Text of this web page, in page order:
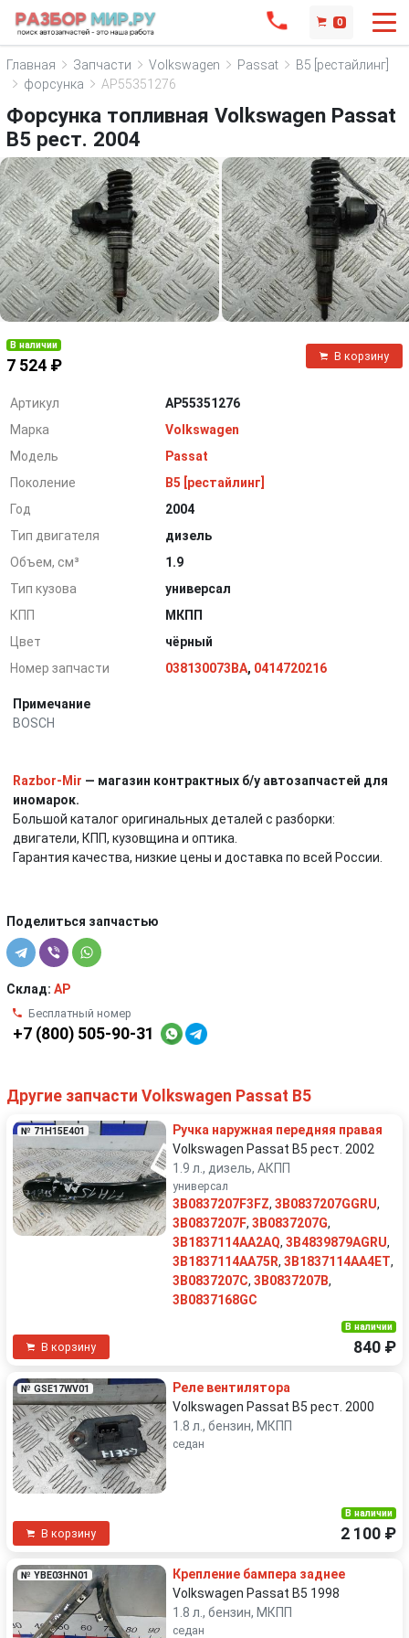
0
Главная Запчасти Volkswagen Passat
B5 [рестайлинг]
форсунка
AP55351276
Форсунка топливная Volkswagen Passat
B5 рест. 2004
В наличии
7 524 ₽
В корзину
Артикул
AP55351276
Марка
Volkswagen
Модель
Passat
Поколение
B5 [рестайлинг]
Год
2004
Тип двигателя
дизель
Объем, см³
1.9
Тип кузова
универсал
КПП
МКПП
Цвет
чёрный
Номер запчасти
038130073BA, 0414720216
Примечание
BOSCH
Razbor-Mir — магазин контрактных б/у автозапчастей для
иномарок.
Большой каталог оригинальных деталей с разборки:
двигатели, КПП, кузовщина и оптика.
Гарантия качества, низкие цены и доставка по всей России.
Поделиться запчастью
Склад: AP
Бесплатный номер
+7 (800) 505-90-31
Другие запчасти Volkswagen Passat B5
№ 71H15E401
Ручка наружная передняя правая
Volkswagen Passat B5 рест. 2002
1.9 л., дизель, АКПП
универсал
3B0837207F3FZ, 3B0837207GGRU,
3B0837207F, 3B0837207G,
3B1837114AA2AQ, 3B4839879AGRU,
3B1837114AA75R, 3B1837114AA4ET,
3B0837207C, 3B0837207B,
3B0837168GC
В корзину
В наличии
840 ₽
№ GSE17WV01
Реле вентилятора
Volkswagen Passat B5 рест. 2000
1.8 л., бензин, МКПП
седан
В корзину
В наличии
2 100 ₽
№ YBE03HN01
Крепление бампера заднее
Volkswagen Passat B5 1998
1.8 л., бензин, МКПП
седан